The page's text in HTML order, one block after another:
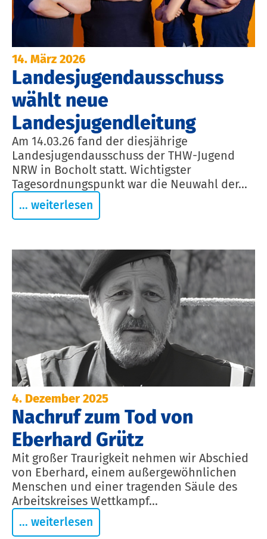
14. März 2026
Landesjugendausschuss
wählt neue
Landesjugendleitung
Am 14.03.26 fand der diesjährige
Landesjugendausschuss der THW-Jugend
NRW in Bocholt statt. Wichtigster
Tagesordnungspunkt war die Neuwahl der...
... weiterlesen
4. Dezember 2025
Nachruf zum Tod von
Eberhard Grütz
Mit großer Traurigkeit nehmen wir Abschied
von Eberhard, einem außergewöhnlichen
Menschen und einer tragenden Säule des
Arbeitskreises Wettkampf...
... weiterlesen